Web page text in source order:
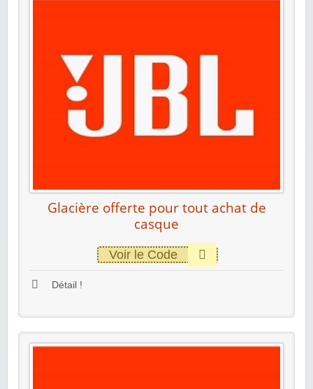
Glacière offerte pour tout achat de
casque
Voir le Code
Détail !